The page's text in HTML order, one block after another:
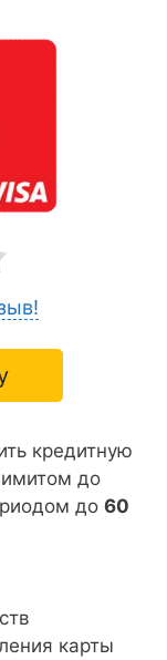
кредитную
до
до 60
карты